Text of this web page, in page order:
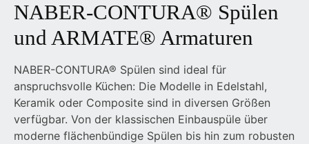
NABER-CONTURA® Spülen
und ARMATE® Armaturen
NABER-CONTURA® Spülen sind ideal für
anspruchsvolle Küchen: Die Modelle in Edelstahl,
Keramik oder Composite sind in diversen Größen
verfügbar. Von der klassischen Einbauspüle über
moderne flächenbündige Spülen bis hin zum robusten